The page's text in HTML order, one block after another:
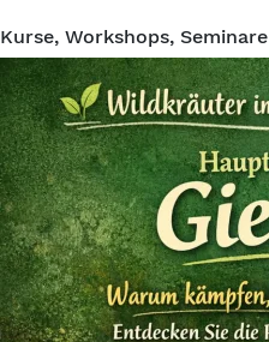
Kurse, Workshops, Seminare